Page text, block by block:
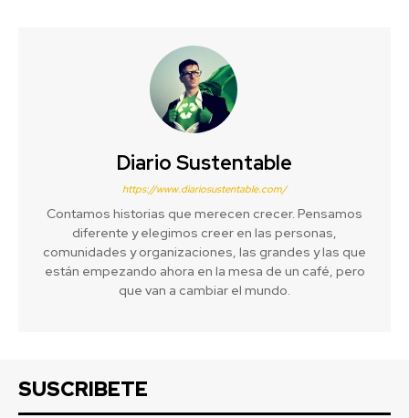
Diario Sustentable
https://www.diariosustentable.com/
Contamos historias que merecen crecer. Pensamos
diferente y elegimos creer en las personas,
comunidades y organizaciones, las grandes y las que
están empezando ahora en la mesa de un café, pero
que van a cambiar el mundo.
SUSCRIBETE